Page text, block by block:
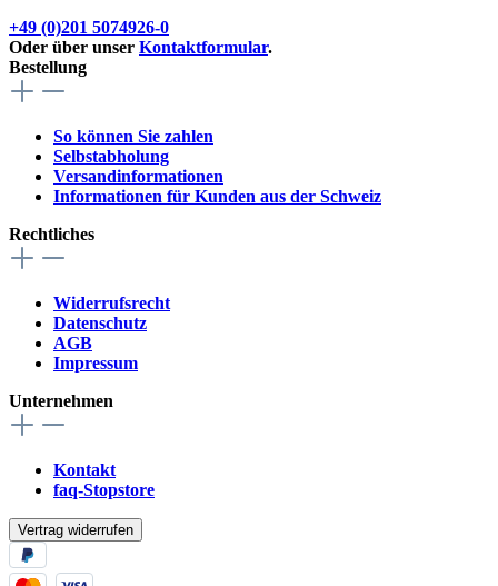
+49 (0)201 5074926-0
Oder über unser Kontaktformular.
Bestellung
So können Sie zahlen
Selbstabholung
Versandinformationen
Informationen für Kunden aus der Schweiz
Rechtliches
Widerrufsrecht
Datenschutz
AGB
Impressum
Unternehmen
Kontakt
faq-Stopstore
Vertrag widerrufen